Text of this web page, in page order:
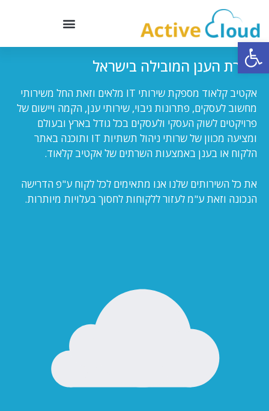
פתח סרגל נגישות
חברת הענן המובילה בישראל
אקטיב קלאוד מספקת שירותי IT מלאים וזאת החל משירותי
מחשוב לעסקים, פתרונות גיבוי, שירותי ענן, הקמה ויישום של
פרויקטים לשוק העסקי ולעסקים בכל גודל בארץ ובעולם
ומציעה מכוון של שרותי ניהול תשתיות IT ותוכנה באתר
הלקוח או בענן באמצעות השרתים של אקטיב קלאוד.
את כל השירותים שלנו אנו מתאימים לכל לקוח ע"פ הדרישה
הנכונה וזאת ע"מ לעזור ללקוחות לחסוך בעלויות מיותרות.